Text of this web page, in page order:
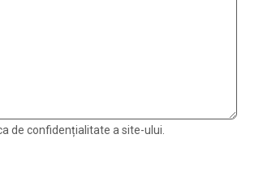
de confidențialitate a site-ului.